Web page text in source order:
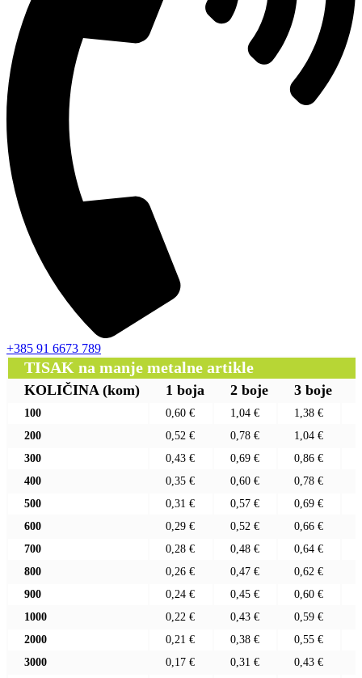
+385 91 6673 789
TISAK na manje metalne artikle
KOLIČINA (kom) 1 boja 2 boje 3 boje
100 0,60 € 1,04 € 1,38 €
200
0,52 € 0,78 € 1,04 €
300
0,43 € 0,69 € 0,86 €
400
0,35 € 0,60 € 0,78 €
500
0,31 € 0,57 € 0,69 €
600
0,29 € 0,52 € 0,66 €
700
0,28 € 0,48 € 0,64 €
800
0,26 € 0,47 € 0,62 €
900
0,24 € 0,45 € 0,60 €
1000
0,22 € 0,43 € 0,59 €
2000
0,21 € 0,38 € 0,55 €
3000
0,17 € 0,31 € 0,43 €